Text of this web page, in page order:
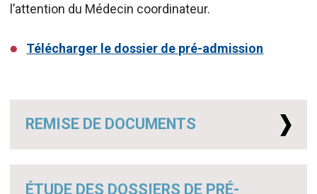
l’attention du Médecin coordinateur.
Télécharger le dossier de pré-admission
REMISE DE DOCUMENTS
ÉTUDE DES DOSSIERS DE PRÉ-